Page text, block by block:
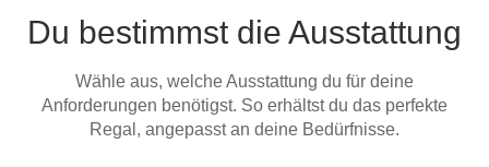
Du bestimmst die Ausstattung
Wähle aus, welche Ausstattung du für deine
Anforderungen benötigst. So erhältst du das perfekte
Regal, angepasst an deine Bedürfnisse.